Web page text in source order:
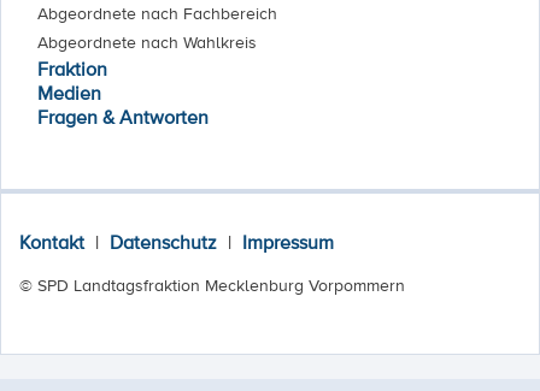
Abgeordnete nach Fachbereich
Abgeordnete nach Wahlkreis
Fraktion
Medien
Fragen & Antworten
Kontakt | Datenschutz | Impressum
© SPD Landtagsfraktion Mecklenburg Vorpommern